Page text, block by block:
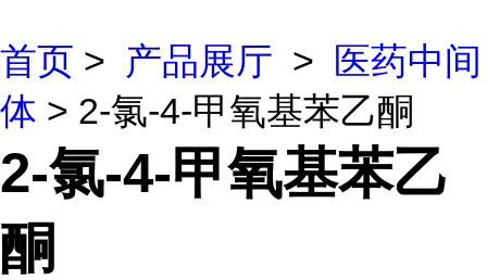
首页 > 产品展厅 >
医药中间
体 > 2-氯-4-甲氧基苯乙酮
2-氯-4-甲氧基苯乙
酮